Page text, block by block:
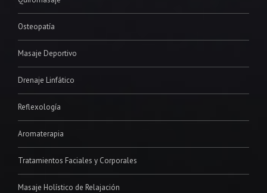
Osteopatía
Masaje Deportivo
Drenaje Linfático
Reflexología
Aromaterapia
Tratamientos Faciales y Corporales
Masaje Holístico de Relajación